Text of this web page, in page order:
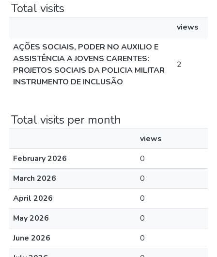
Total visits
views
AÇÕES SOCIAIS, PODER NO AUXILIO E
ASSISTÊNCIA A JOVENS CARENTES:
PROJETOS SOCIAIS DA POLICIA MILITAR
INSTRUMENTO DE INCLUSÃO
2
Total visits per month
views
February 2026
0
March 2026
0
April 2026
0
May 2026
0
June 2026
0